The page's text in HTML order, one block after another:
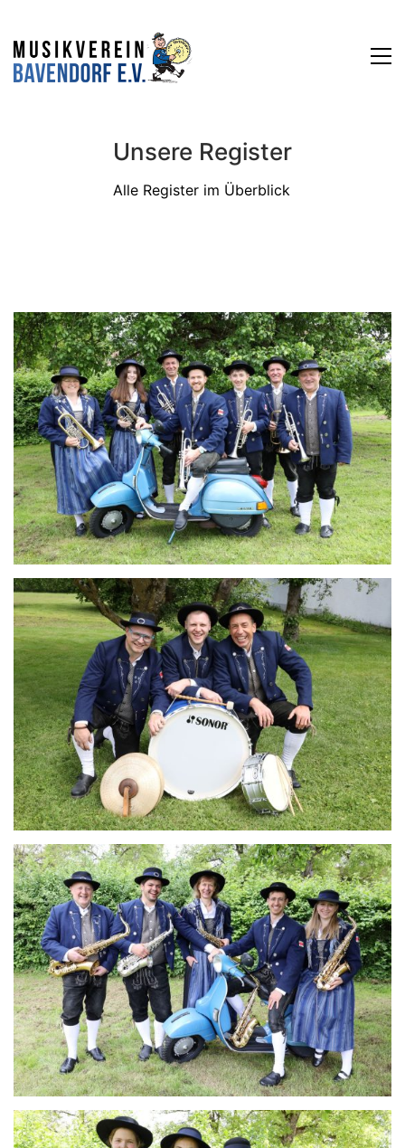
Unsere Register
Alle Register im Überblick